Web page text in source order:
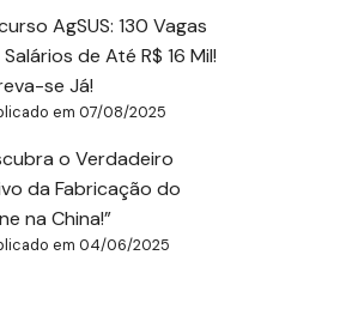
AgSUS: 130 Vagas
de Até R$ 16 Mil!
se Já!
em 07/08/2025
o Verdadeiro
da Fabricação do
na China!”
em 04/06/2025